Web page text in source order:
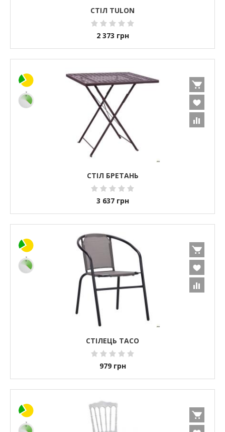
СТІЛ TULON
2 373 грн
СТІЛ БРЕТАНЬ
3 637 грн
СТІЛЕЦЬ TACO
979 грн